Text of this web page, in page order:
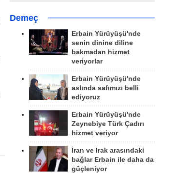
Demeç
Erbain Yürüyüşü'nde
senin dinine diline
bakmadan hizmet
veriyorlar
Erbain Yürüyüşü'nde
aslında safımızı belli
ediyoruz
Erbain Yürüyüşü'nde
Zeynebiye Türk Çadırı
hizmet veriyor
İran ve Irak arasındaki
bağlar Erbain ile daha da
güçleniyor